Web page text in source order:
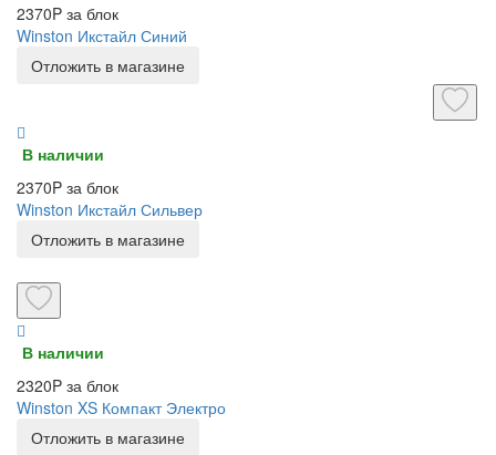
2370P за блок
Winston Икстайл Синий
Отложить в магазине
В наличии
2370P за блок
Winston Икстайл Сильвер
Отложить в магазине
В наличии
2320P за блок
Winston XS Компакт Электро
Отложить в магазине